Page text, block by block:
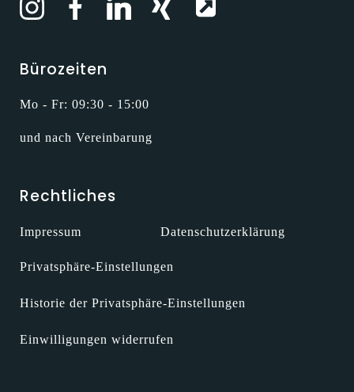
Bürozeiten
Mo - Fr: 09:30 - 15:00
und nach Vereinbarung
Rechtliches
Impressum Datenschutzerklärung
Privatsphäre-Einstellungen
Historie der Privatsphäre-Einstellungen
Einwilligungen widerrufen